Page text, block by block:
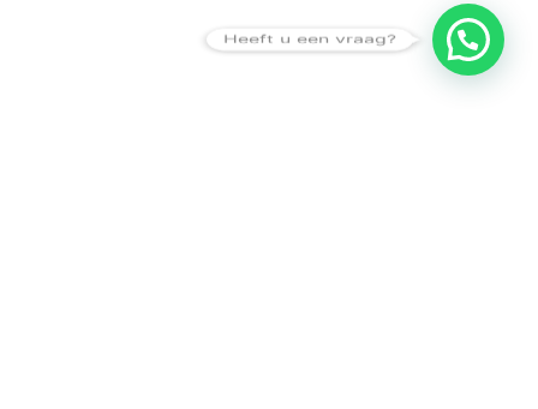
Heeft u een vraag?